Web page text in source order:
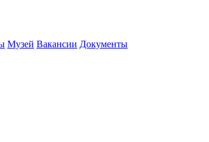
Музей Вакансии Документы